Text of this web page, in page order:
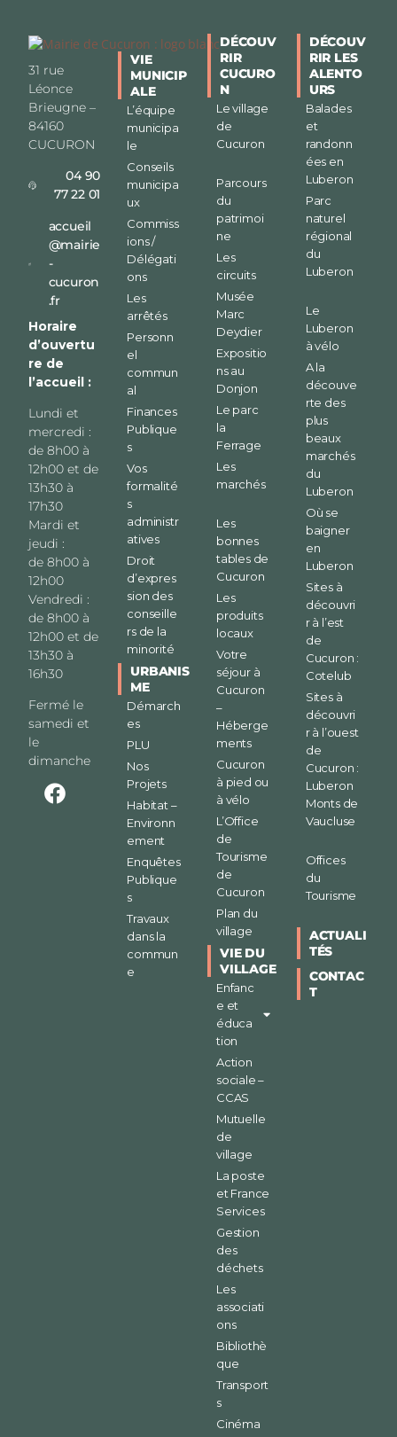
31 rue
Léonce
Brieugne –
84160
CUCURON
04 90
77 22 01
accueil
@mairie
-
cucuron
.fr
Horaire
d’ouvertu
re de
l’accueil :
Lundi et
mercredi :
de 8h00 à
12h00 et de
13h30 à
17h30
Mardi et
jeudi :
de 8h00 à
12h00
Vendredi :
de 8h00 à
12h00 et de
13h30 à
16h30
Fermé le
samedi et
le
dimanche
VIE
MUNICIP
ALE
L’équipe
municipa
le
Conseils
municipa
ux
Commiss
ions /
Délégati
ons
Les
arrêtés
Personn
el
commun
al
Finances
Publique
s
Vos
formalité
s
administr
atives
Droit
d’expres
sion des
conseille
rs de la
minorité
URBANIS
ME
Démarch
es
PLU
Nos
Projets
Habitat –
Environn
ement
Enquêtes
Publique
s
Travaux
dans la
commun
e
DÉCOUV
RIR
CUCURO
N
Le village
de
Cucuron
Parcours
du
patrimoi
ne
Les
circuits
Musée
Marc
Deydier
Expositio
ns au
Donjon
Le parc
la
Ferrage
Les
marchés
Les
bonnes
tables de
Cucuron
Les
produits
locaux
Votre
séjour à
Cucuron
–
Héberge
ments
Cucuron
à pied ou
à vélo
L’Office
de
Tourisme
de
Cucuron
Plan du
village
VIE DU
VILLAGE
Enfanc
e et
éduca
tion
Action
sociale –
CCAS
Mutuelle
de
village
La poste
et France
Services
Gestion
des
déchets
Les
associati
ons
Bibliothè
que
Transport
s
Cinéma
DÉCOUV
RIR LES
ALENTO
URS
Balades
et
randonn
ées en
Luberon
Parc
naturel
régional
du
Luberon
Le
Luberon
à vélo
A la
découve
rte des
plus
beaux
marchés
du
Luberon
Où se
baigner
en
Luberon
Sites à
découvri
r à l’est
de
Cucuron :
Cotelub
Sites à
découvri
r à l’ouest
de
Cucuron :
Luberon
Monts de
Vaucluse
Offices
du
Tourisme
ACTUALI
TÉS
CONTAC
T